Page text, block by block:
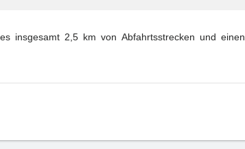
insgesamt 2,5 km von Abfahrtsstrecken und einen